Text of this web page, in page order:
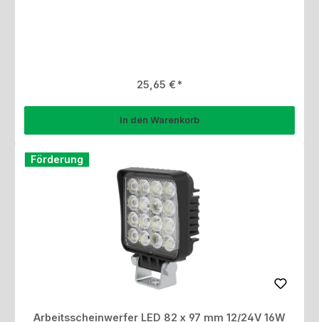
Regulärer Preis:
25,65 €
In den Warenkorb
Förderung
Arbeitsscheinwerfer LED 82 x 97 mm 12/24V 16W